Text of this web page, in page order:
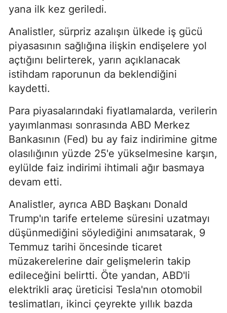
yana ilk kez geriledi.
Analistler, sürpriz azalışın ülkede iş gücü
piyasasının sağlığına ilişkin endişelere yol
açtığını belirterek, yarın açıklanacak
istihdam raporunun da beklendiğini
kaydetti.
Para piyasalarındaki fiyatlamalarda, verilerin
yayımlanması sonrasında ABD Merkez
Bankasının (Fed) bu ay faiz indirimine gitme
olasılığının yüzde 25'e yükselmesine karşın,
eylülde faiz indirimi ihtimali ağır basmaya
devam etti.
Analistler, ayrıca ABD Başkanı Donald
Trump'ın tarife erteleme süresini uzatmayı
düşünmediğini söylediğini anımsatarak, 9
Temmuz tarihi öncesinde ticaret
müzakerelerine dair gelişmelerin takip
edileceğini belirtti. Öte yandan, ABD'li
elektrikli araç üreticisi Tesla'nın otomobil
teslimatları, ikinci çeyrekte yıllık bazda